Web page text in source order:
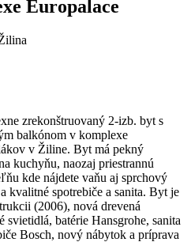
Europalace
zrekonštruovaný 2-izb. byt s
balkónom v komplexe
v Žiline. Byt má pekný
kuchyňu, naozaj priestrannú
kde nájdete vaňu aj sprchový
kvalitné spotrebiče a sanita. Byt je
(2006), nová drevená
svietidlá, batérie Hansgrohe, sanita
Bosch, nový nábytok a príprava